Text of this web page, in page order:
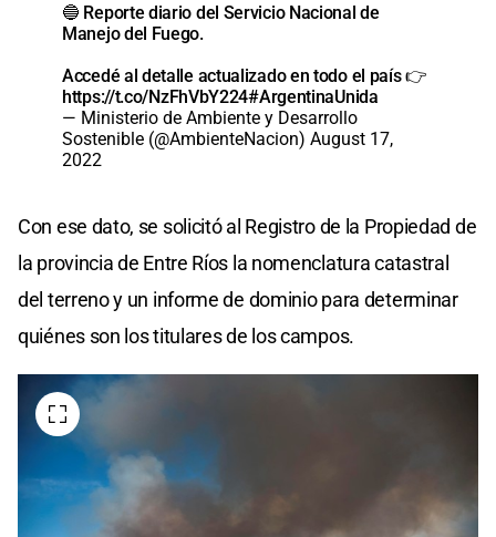
🔵 Reporte diario del Servicio Nacional de
Manejo del Fuego.
Accedé al detalle actualizado en todo el país 👉
https://t.co/NzFhVbY224#ArgentinaUnida
— Ministerio de Ambiente y Desarrollo
Sostenible (@AmbienteNacion) August 17,
2022
Con ese dato, se solicitó al Registro de la Propiedad de
la provincia de Entre Ríos la nomenclatura catastral
del terreno y un informe de dominio para determinar
quiénes son los titulares de los campos.